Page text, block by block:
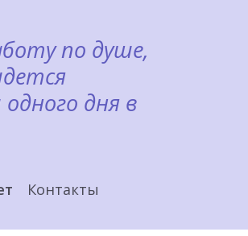
по душе,
дня в
Контакты